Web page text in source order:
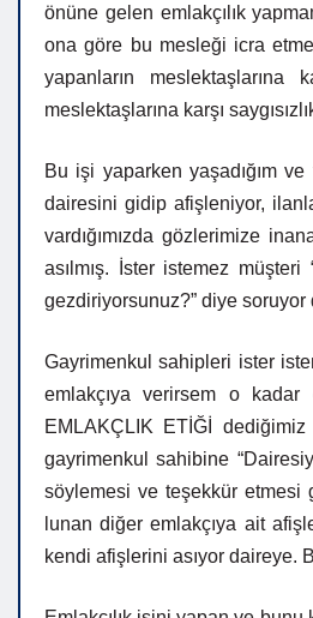
önüne gelen emlakçılık
ona göre bu mesleği icra
yapanların
meslektaşlarına
meslektaşlarına karşı
Bu işi yaparken yaşadığım
dairesini gidip afişleniyor,
vardığımızda gözlerimize
asılmış. İster istemez
gezdiriyorsunuz?” diye soruyor
Gayrimenkul sahipleri ister
emlakçıya
verirsem o kadar
EMLAKÇLIK ETİĞİ dediğimiz
gayrimenkul sahibine
söylemesi ve teşekkür etmesi
lunan diğer emlakçıya ait
kendi afişlerini asıyor daireye.